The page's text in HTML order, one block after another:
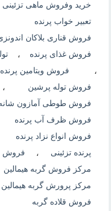
خرید وفروش ماهی تزئینی
تعبیر خواب پرنده
فروش قناری بلاکان
فروش غذای پرنده ،
، فروش ویتامین پرنده
فروش توله پرشین
فروش طوطی آمازون
فروش ظرف آب پرنده
فروش انواع نزاد پرنده
پرنده تزئینی ، فروش
مرکز فروش گربه هیمالین
مرکز پرورش گربه هیمالین
فروش قلاده گربه